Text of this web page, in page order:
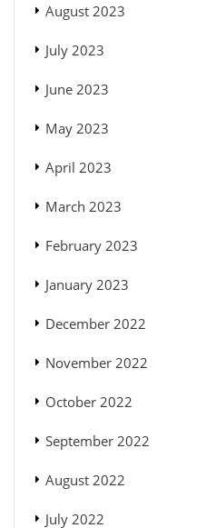
August 2023
July 2023
June 2023
May 2023
April 2023
March 2023
February 2023
January 2023
December 2022
November 2022
October 2022
September 2022
August 2022
July 2022